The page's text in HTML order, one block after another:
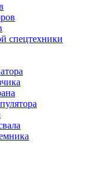
спецтехники